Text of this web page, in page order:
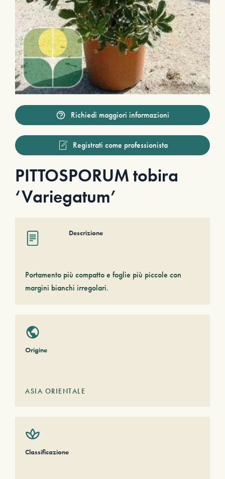
Richiedi maggiori informazioni
Registrati come professionista
PITTOSPORUM tobira
‘Variegatum’
Descrizione
Portamento più compatto e foglie più piccole con
margini bianchi irregolari.
Origine
ASIA ORIENTALE
Classificazione